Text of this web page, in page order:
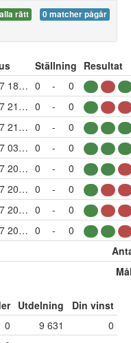
rätt
0 matcher pågår
Ställning Resultat
04/07 18:00 0 -
0
04/07 21:00 0 -
0
04/07 21:00 0 -
0
05/07 03:00 0 -
0
04/07 20:45 0 -
0
04/07 20:45 0 -
0
04/07 20:45 0 -
0
04/07 20:45 0 -
0
Utdelning
Din vinst
0 9 631
0